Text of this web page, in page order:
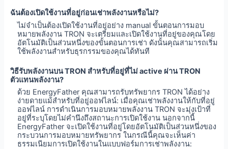
ฉันต้องเปิดใช้งานที่อยู่ก่อนเช่าพลังงานหรือไม่?
ไม่จำเป็นต้องเปิดใช้งานที่อยู่อย่าง manual ขั้นตอนการมอบ
หมายพลังงาน TRON จะเตรียมและเปิดใช้งานที่อยู่ของคุณโดย
อัตโนมัติเป็นส่วนหนึ่งของขั้นตอนการเช่า ดังนั้นคุณสามารถเริ่ม
ใช้พลังงานสำหรับธุรกรรมของคุณได้ทันที
วิธีรับพลังงานบน TRON สำหรับที่อยู่ที่ไม่ active ผ่าน TRON
ตัวแทนพลังงาน?
ด้วย EnergyFather คุณสามารถรับทรัพยากร TRON ได้อย่าง
ง่ายดายแม้สำหรับที่อยู่ออฟไลน์: เมื่อคุณเช่าพลังงานให้กับที่อยู่
ออฟไลน์ การดำเนินการมอบหมายพลังงาน TRON จะมุ่งเป้าที่
อยู่ที่ระบุโดยไม่คำนึงถึงสถานะการเปิดใช้งาน นอกจากนี้
EnergyFather จะเปิดใช้งานที่อยู่โดยอัตโนมัติเป็นส่วนหนึ่งของ
กระบวนการมอบหมายทรัพยากร ในกรณีนี้คุณจะเห็นค่า
ธรรมเนียมการเปิดใช้งานในแบบฟอร์มการเช่าพลังงาน: